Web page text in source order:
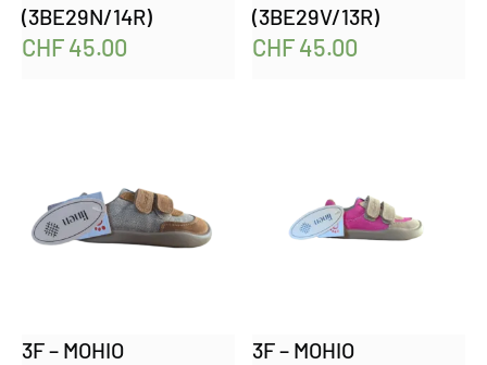
(3BE29N/14R)
CHF45.00
(3BE29V/13R)
CHF45.00
3F – MOHIO
3F – MOHIO